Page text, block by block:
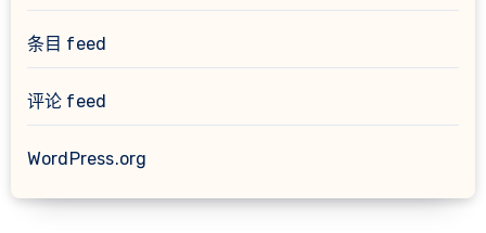
条目 feed
评论 feed
WordPress.org